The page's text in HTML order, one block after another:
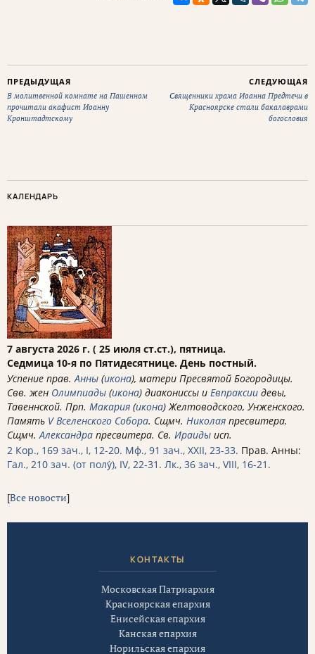
ПРЕДЫДУЩАЯ
В молитвенной комнате на Пашенном
прочитали акафист Иоанну
Кронштадтскому
СЛЕДУЮЩАЯ
Священники храма Иоанна Предтечи в
Красноярске стали бакалаврами
богословия
КАЛЕНДАРЬ
7 августа 2026 г. ( 25 июля ст.ст.), пятница.
Седмица 10-я по Пятидесятнице. День постный.
Успение прав. Анны (икона), матери Пресвятой Богородицы.
Свв. жен Олимпиады (икона) диакониссы и Евпраксии девы,
Тавеннской. Прп. Макария (икона) Желтоводского, Унженского.
Память V Вселенского Собора. Сщмч. Николая пресвитера.
Сщмч. Александра пресвитера. Св. Ираиды исп.
2 Кор., 169 зач., I, 12-20. Мф., 91 зач., XXII, 23-33. Прав. Анны:
Гал., 210 зач. (от полу́), IV, 22-31. Лк., 36 зач., VIII, 16-21.
[Все новости]
КОНТАКТЫ
Московская Патриархия
Красноярская епархия
Енисейская епархия
Канская епархия
Норильская епархия